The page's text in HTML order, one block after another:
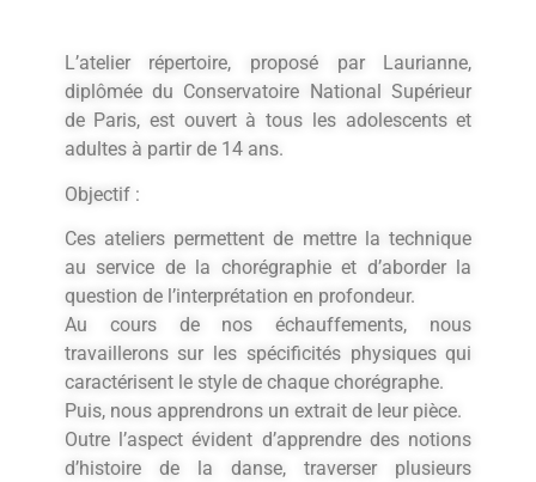
L’atelier répertoire, proposé par Laurianne,
diplômée du Conservatoire National Supérieur
de Paris, est ouvert à tous les adolescents et
adultes à partir de 14 ans.
Objectif :
Ces ateliers permettent de mettre la technique
au service de la chorégraphie et d’aborder la
question de l’interprétation en profondeur.
Au cours de nos échauffements, nous
travaillerons sur les spécificités physiques qui
caractérisent le style de chaque chorégraphe.
Puis, nous apprendrons un extrait de leur pièce.
Outre l’aspect évident d’apprendre des notions
d’histoire de la danse, traverser plusieurs